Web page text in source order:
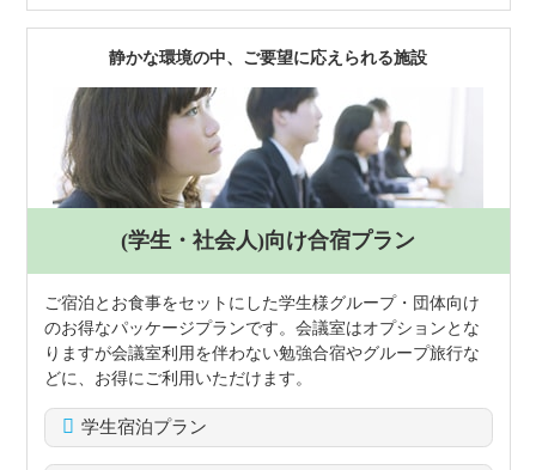
静かな環境の中、ご要望に応えられる施設
(学生・社会人)向け合宿プラン
ご宿泊とお食事をセットにした学生様グループ・団体向け
のお得なパッケージプランです。会議室はオプションとな
りますが会議室利用を伴わない勉強合宿やグループ旅行な
どに、お得にご利用いただけます。
学生宿泊プラン